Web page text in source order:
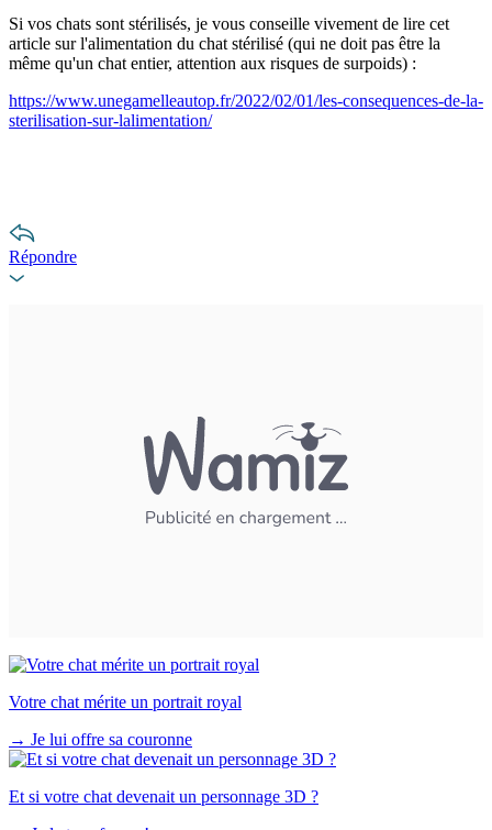
Si vos chats sont stérilisés, je vous conseille vivement de lire cet
article sur l'alimentation du chat stérilisé (qui ne doit pas être la
même qu'un chat entier, attention aux risques de surpoids) :
https://www.unegamelleautop.fr/2022/02/01/les-consequences-de-la-
sterilisation-sur-lalimentation/
Répondre
Votre chat mérite un portrait royal
→ Je lui offre sa couronne
Et si votre chat devenait un personnage 3D ?